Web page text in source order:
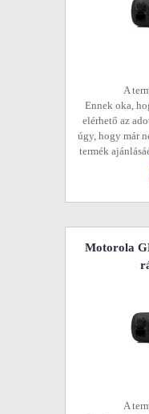
A
Ennek oka,
elérhető az
úgy, hogy már
termék
Motorola
A